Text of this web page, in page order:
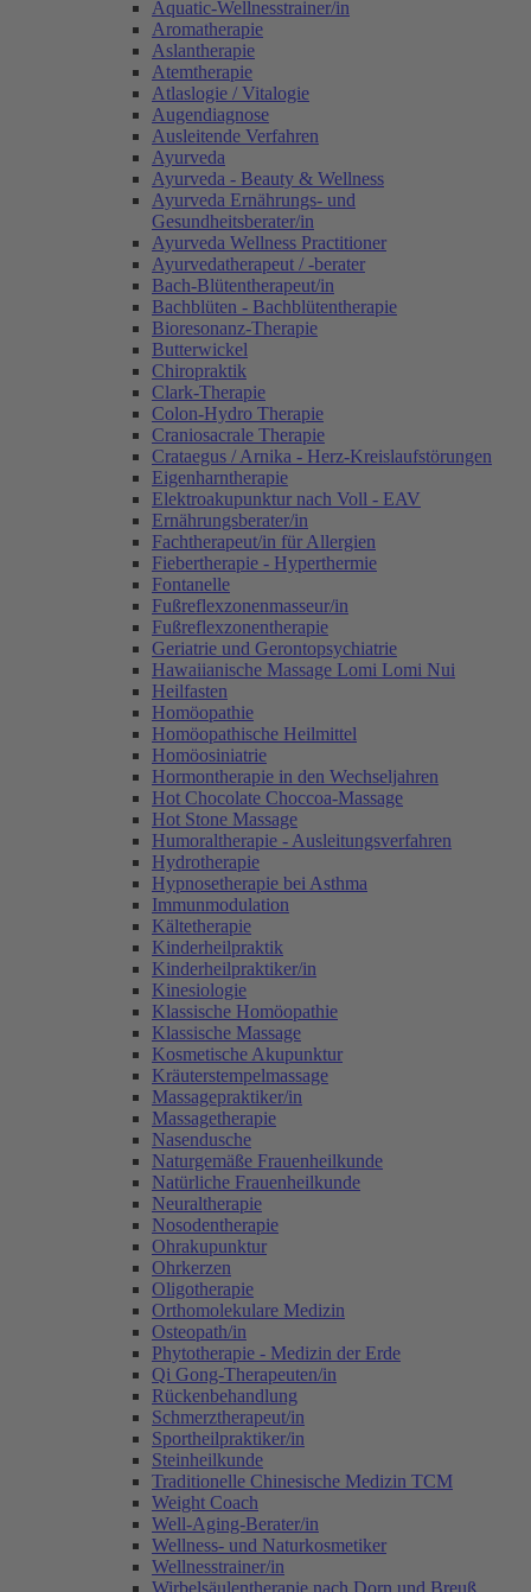
Aquatic-Wellnesstrainer/in
Aromatherapie
Aslantherapie
Atemtherapie
Atlaslogie / Vitalogie
Augendiagnose
Ausleitende Verfahren
Ayurveda
Ayurveda - Beauty & Wellness
Ayurveda Ernährungs- und
Gesundheitsberater/in
Ayurveda Wellness Practitioner
Ayurvedatherapeut / -berater
Bach-Blütentherapeut/in
Bachblüten - Bachblütentherapie
Bioresonanz-Therapie
Butterwickel
Chiropraktik
Clark-Therapie
Colon-Hydro Therapie
Craniosacrale Therapie
Crataegus / Arnika - Herz-Kreislaufstörungen
Eigenharntherapie
Elektroakupunktur nach Voll - EAV
Ernährungsberater/in
Fachtherapeut/in für Allergien
Fiebertherapie - Hyperthermie
Fontanelle
Fußreflexzonenmasseur/in
Fußreflexzonentherapie
Geriatrie und Gerontopsychiatrie
Hawaiianische Massage Lomi Lomi Nui
Heilfasten
Homöopathie
Homöopathische Heilmittel
Homöosiniatrie
Hormontherapie in den Wechseljahren
Hot Chocolate Choccoa-Massage
Hot Stone Massage
Humoraltherapie - Ausleitungsverfahren
Hydrotherapie
Hypnosetherapie bei Asthma
Immunmodulation
Kältetherapie
Kinderheilpraktik
Kinderheilpraktiker/in
Kinesiologie
Klassische Homöopathie
Klassische Massage
Kosmetische Akupunktur
Kräuterstempelmassage
Massagepraktiker/in
Massagetherapie
Nasendusche
Naturgemäße Frauenheilkunde
Natürliche Frauenheilkunde
Neuraltherapie
Nosodentherapie
Ohrakupunktur
Ohrkerzen
Oligotherapie
Orthomolekulare Medizin
Osteopath/in
Phytotherapie - Medizin der Erde
Qi Gong-Therapeuten/in
Rückenbehandlung
Schmerztherapeut/in
Sportheilpraktiker/in
Steinheilkunde
Traditionelle Chinesische Medizin TCM
Weight Coach
Well-Aging-Berater/in
Wellness- und Naturkosmetiker
Wellnesstrainer/in
Wirbelsäulentherapie nach Dorn und Breuß